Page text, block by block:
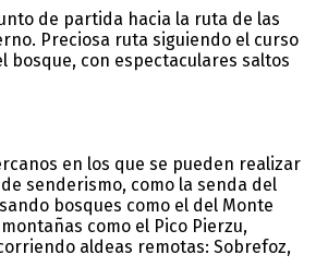
de partida hacia la ruta de las
Preciosa ruta siguiendo el curso
bosque, con espectaculares saltos
en los que se pueden realizar
senderismo, como la senda del
bosques como el del Monte
como el Pico Pierzu,
aldeas remotas: Sobrefoz,